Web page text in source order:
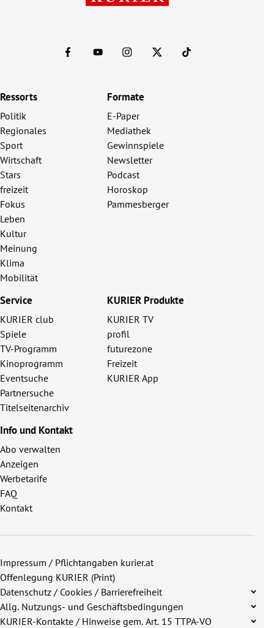
Ressorts
Politik
Regionales
Sport
Wirtschaft
Stars
freizeit
Fokus
Leben
Kultur
Meinung
Klima
Mobilität
Formate
E-Paper
Mediathek
Gewinnspiele
Newsletter
Podcast
Horoskop
Pammesberger
Service
KURIER club
Spiele
TV-Programm
Kinoprogramm
Eventsuche
Partnersuche
Titelseitenarchiv
KURIER Produkte
KURIER TV
profil
futurezone
Freizeit
KURIER App
Info und Kontakt
Abo verwalten
Anzeigen
Werbetarife
FAQ
Kontakt
Impressum / Pflichtangaben kurier.at
Offenlegung KURIER (Print)
Datenschutz / Cookies / Barrierefreiheit
Allg. Nutzungs- und Geschäftsbedingungen
KURIER-Kontakte / Hinweise gem. Art. 15 TTPA-VO